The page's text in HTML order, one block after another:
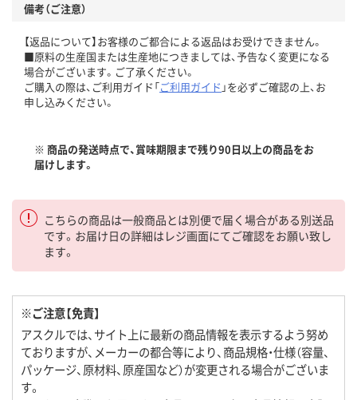
備考（ご注意）
【返品について】お客様のご都合による返品はお受けできません。
■原料の生産国または生産地につきましては、予告なく変更になる
場合がございます。ご了承ください。
ご購入の際は、ご利用ガイド「ご利用ガイド 」を必ずご確認の上、お
申し込みください。
※ 商品の発送時点で、賞味期限まで残り90日以上の商品をお
届けします。
こちらの商品は一般商品とは別便で届く場合がある別送品
です。お届け日の詳細はレジ画面にてご確認をお願い致し
ます。
※ご注意【免責】
アスクルでは、サイト上に最新の商品情報を表示するよう努め
ておりますが、メーカーの都合等により、商品規格・仕様（容量、
パッケージ、原材料、原産国など）が変更される場合がございま
す。